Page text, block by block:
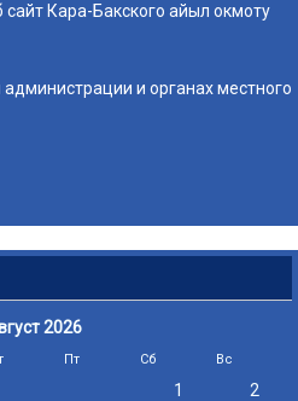
Кара-Бакского айыл окмоту
и органах местного
2026
Пт Сб Вс
1
2